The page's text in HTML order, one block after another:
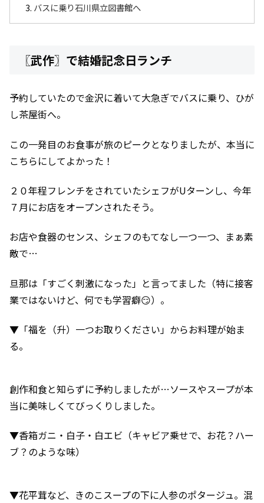
バスに乗り石川県立図書館へ
〖武作〗で結婚記念日ランチ
予約していたので金沢に着いて大急ぎでバスに乗り、ひが
し茶屋街へ。
この一発目のお食事が旅のピークとなりましたが、本当に
こちらにしてよかった！
２０年程フレンチをされていたシェフがUターンし、今年
７月にお店をオープンされたそう。
お店や食器のセンス、シェフのもてなし一つ一つ、まぁ素
敵で…
旦那は「すごく刺激になった」と言ってました（特に接客
業ではないけど、何でも学習癖😏）。
▼「福を（升）一つお取りください」からお料理が始ま
る。
創作和食と知らずに予約しましたが…ソースやスープが本
当に美味しくてびっくりしました。
▼香箱ガニ・白子・白エビ（キャビア乗せで、お花？ハー
ブ？のような味）
▼花平茸など、きのこスープの下に人参のポタージュ。混